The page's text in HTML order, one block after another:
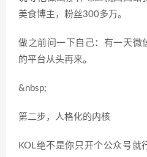
美食博主，粉丝300多万。
做之前问一下自己：有一天微
的平台从头再来。
&nbsp;
第二步，人格化的内核
KOL绝不是你只开个公众号就